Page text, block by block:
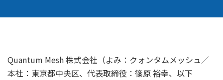
Quantum Mesh 株式会社（よみ：クォンタムメッシュ／
本社：東京都中央区、代表取締役：篠原 裕幸、以下